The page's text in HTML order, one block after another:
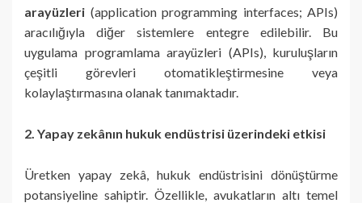
arayüzleri (application programming interfaces; APIs)
aracılığıyla diğer sistemlere entegre edilebilir. Bu
uygulama programlama arayüzleri (APIs), kuruluşların
çeşitli görevleri otomatikleştirmesine veya
kolaylaştırmasına olanak tanımaktadır.
2. Yapay zekânın hukuk endüstrisi üzerindeki etkisi
Üretken yapay zekâ, hukuk endüstrisini dönüştürme
potansiyeline sahiptir. Özellikle, avukatların altı temel